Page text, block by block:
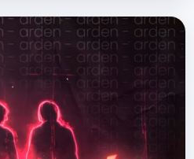
disponible ya en